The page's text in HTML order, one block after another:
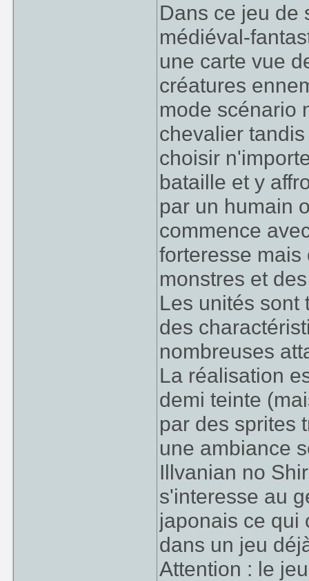
Dans ce jeu de
médiéval-
une carte vue
créatures
mode scénario
chevalier
choisir
bataille et y
par un humain
commence
forteresse
monstres et
Les unités sont
des
nombreuses
La réalisation
demi teinte
par des sprites
une ambiance
Illvanian no
s'interesse au
japonais ce qui
dans un jeu
Attention : le